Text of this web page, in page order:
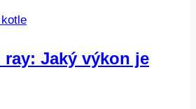
Jaký výkon je